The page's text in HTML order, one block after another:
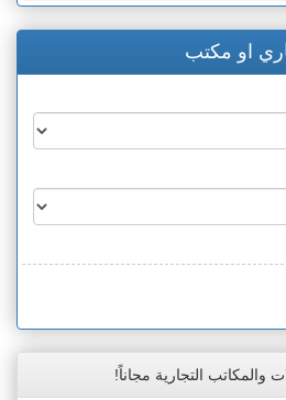
او مكتب
والمكاتب التجارية مجاناً!